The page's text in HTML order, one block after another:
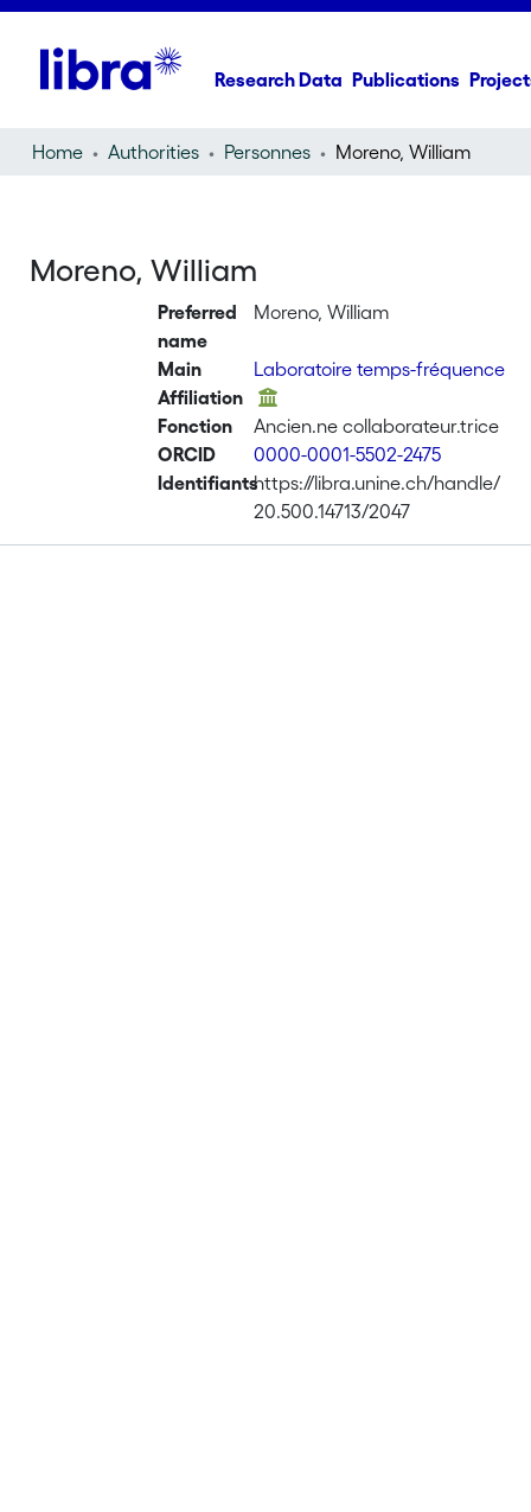
Research Data Publications
Home Authorities Personnes Moreno, William
Moreno, William
Preferred
name
Moreno, William
Main
Affiliation
Laboratoire temps-fréquence
Fonction
Ancien.ne collaborateur.trice
ORCID
0000-0001-5502-2475
Identifiantshttps://libra.unine.ch/handle/
20.500.14713/2047